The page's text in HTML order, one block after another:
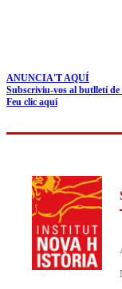
ANUNCIA'T AQUÍ
Subscriviu-vos al butlletí
Feu clic aquí